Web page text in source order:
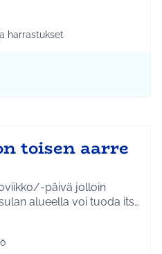
Koko Tuusula
teeman mukaan: Liikunta ja
harrastukset
toisen aarre
päivä jolloin
alueella voi tuoda its…
Koko Tuusula
teeman mukaan: Ympäristö